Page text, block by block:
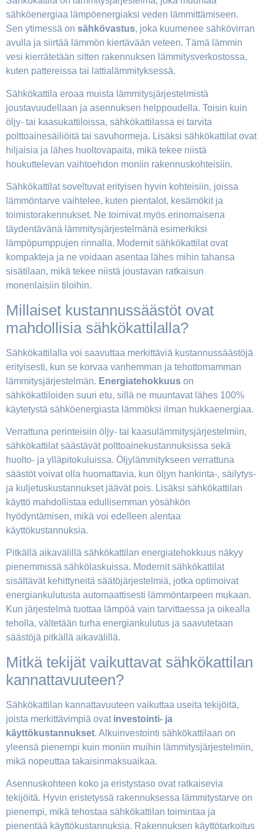
sähköenergiaa lämpöenergiaksi veden lämmittämiseen.
Sen ytimessä on sähkövastus, joka kuumenee sähkövirran
avulla ja siirtää lämmön kiertävään veteen. Tämä lämmin
vesi kierrätetään sitten rakennuksen lämmitysverkostossa,
kuten pattereissa tai lattialämmityksessä.
Sähkökattila eroaa muista lämmitysjärjestelmistä
joustavuudellaan ja asennuksen helppoudella. Toisin kuin
öljy- tai kaasukattiloissa, sähkökattilassa ei tarvita
polttoainesäiliöitä tai savuhormeja. Lisäksi sähkökattilat ovat
hiljaisia ja lähes huoltovapaita, mikä tekee niistä
houkuttelevan vaihtoehdon moniin rakennuskohteisiin.
Sähkökattilat soveltuvat erityisen hyvin kohteisiin, joissa
lämmöntarve vaihtelee, kuten pientalot, kesämökit ja
toimistorakennukset. Ne toimivat myös erinomaisena
täydentävänä lämmitysjärjestelmänä esimerkiksi
lämpöpumppujen rinnalla. Modernit sähkökattilat ovat
kompakteja ja ne voidaan asentaa lähes mihin tahansa
sisätilaan, mikä tekee niistä joustavan ratkaisun
monenlaisiin tiloihin.
Millaiset kustannussäästöt ovat
mahdollisia sähkökattilalla?
Sähkökattilalla voi saavuttaa merkittäviä kustannussäästöjä
erityisesti, kun se korvaa vanhemman ja tehottomamman
lämmitysjärjestelmän. Energiatehokkuus on
sähkökattiloiden suuri etu, sillä ne muuntavat lähes 100%
käytetystä sähköenergiasta lämmöksi ilman hukkaenergiaa.
Verrattuna perinteisiin öljy- tai kaasulämmitysjärjestelmiin,
sähkökattilat säästävät polttoainekustannuksissa sekä
huolto- ja ylläpitokuluissa. Öljylämmitykseen verrattuna
säästöt voivat olla huomattavia, kun öljyn hankinta-, säilytys-
ja kuljetuskustannukset jäävät pois. Lisäksi sähkökattilan
käyttö mahdollistaa edullisemman yösähkön
hyödyntämisen, mikä voi edelleen alentaa
käyttökustannuksia.
Pitkällä aikavälillä sähkökattilan energiatehokkuus näkyy
pienemmissä sähkölaskuissa. Modernit sähkökattilat
sisältävät kehittyneitä säätöjärjestelmiä, jotka optimoivat
energiankulutusta automaattisesti lämmöntarpeen mukaan.
Kun järjestelmä tuottaa lämpöä vain tarvittaessa ja oikealla
teholla, vältetään turha energiankulutus ja saavutetaan
säästöjä pitkällä aikavälillä.
Mitkä tekijät vaikuttavat sähkökattilan
kannattavuuteen?
Sähkökattilan kannattavuuteen vaikuttaa useita tekijöitä,
joista merkittävimpiä ovat investointi- ja
käyttökustannukset. Alkuinvestointi sähkökattilaan on
yleensä pienempi kuin moniin muihin lämmitysjärjestelmiin,
mikä nopeuttaa takaisinmaksuaikaa.
Asennuskohteen koko ja eristystaso ovat ratkaisevia
tekijöitä. Hyvin eristetyssä rakennuksessa lämmitystarve on
pienempi, mikä tehostaa sähkökattilan toimintaa ja
pienentää käyttökustannuksia. Rakennuksen käyttötarkoitus